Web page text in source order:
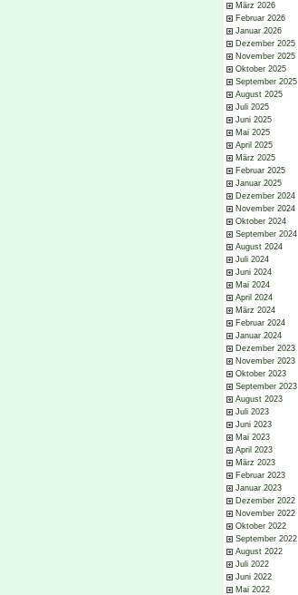
März 2026
Februar 2026
Januar 2026
Dezember 2025
November 2025
Oktober 2025
September 2025
August 2025
Juli 2025
Juni 2025
Mai 2025
April 2025
März 2025
Februar 2025
Januar 2025
Dezember 2024
November 2024
Oktober 2024
September 2024
August 2024
Juli 2024
Juni 2024
Mai 2024
April 2024
März 2024
Februar 2024
Januar 2024
Dezember 2023
November 2023
Oktober 2023
September 2023
August 2023
Juli 2023
Juni 2023
Mai 2023
April 2023
März 2023
Februar 2023
Januar 2023
Dezember 2022
November 2022
Oktober 2022
September 2022
August 2022
Juli 2022
Juni 2022
Mai 2022